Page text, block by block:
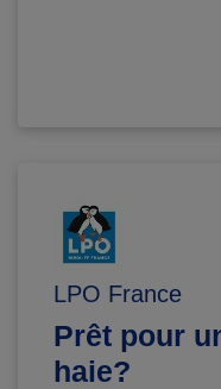
LPO France
Prêt pour
haie?